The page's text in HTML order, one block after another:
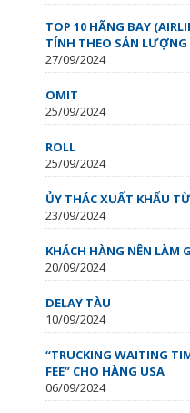
TOP 10 HÃNG BAY
TÍNH THEO SẢN
27/09/2024
OMIT
25/09/2024
ROLL
25/09/2024
ỦY THÁC XUẤT KHẨU
23/09/2024
KHÁCH HÀNG NÊN LÀM
20/09/2024
DELAY TÀU
10/09/2024
“TRUCKING WAITING
FEE” CHO HÀNG USA
06/09/2024